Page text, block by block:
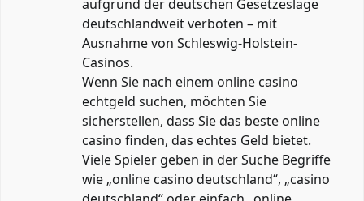
aufgrund der deutschen Gesetzeslage
deutschlandweit verboten – mit
Ausnahme von Schleswig-Holstein-
Casinos.
Wenn Sie nach einem online casino
echtgeld suchen, möchten Sie
sicherstellen, dass Sie das beste online
casino finden, das echtes Geld bietet.
Viele Spieler geben in der Suche Begriffe
wie „online casino deutschland“, „casino